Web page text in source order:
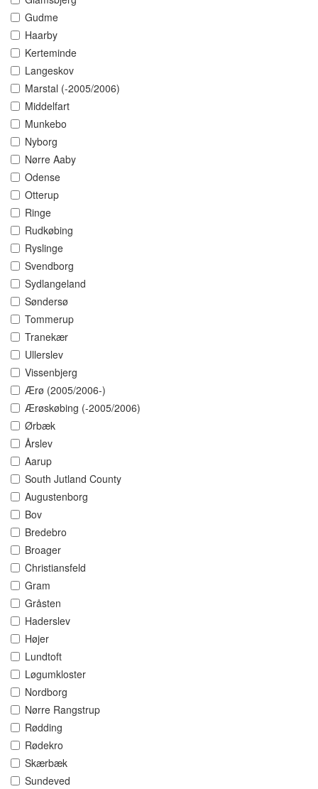
Gudme
Haarby
Kerteminde
Langeskov
Marstal (-2005/2006)
Middelfart
Munkebo
Nyborg
Nørre Aaby
Odense
Otterup
Ringe
Rudkøbing
Ryslinge
Svendborg
Sydlangeland
Søndersø
Tommerup
Tranekær
Ullerslev
Vissenbjerg
Ærø (2005/2006-)
Ærøskøbing (-2005/2006)
Ørbæk
Årslev
Aarup
South Jutland County
Augustenborg
Bov
Bredebro
Broager
Christiansfeld
Gram
Gråsten
Haderslev
Højer
Lundtoft
Løgumkloster
Nordborg
Nørre Rangstrup
Rødding
Rødekro
Skærbæk
Sundeved